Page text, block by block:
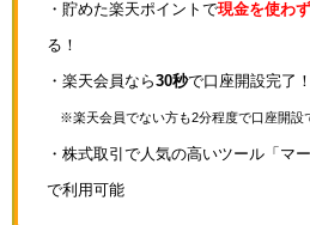
・貯めた楽天ポイントで現金を使わ
る！
・楽天会員なら30秒で口座開設完了！
※楽天会員でない方も2分程度で口座開設
・株式取引で人気の高いツール「マ
で利用可能